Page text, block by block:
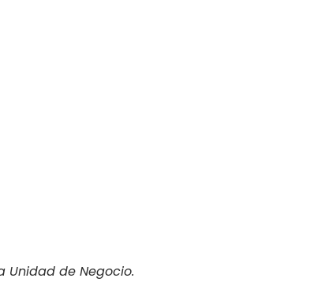
Unidad de Negocio.